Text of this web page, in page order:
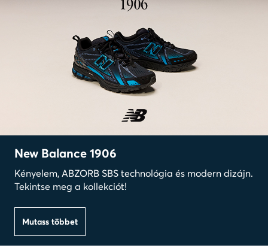
New Balance 1906
Kényelem, ABZORB SBS technológia és modern dizájn.
Tekintse meg a kollekciót!
Mutass többet